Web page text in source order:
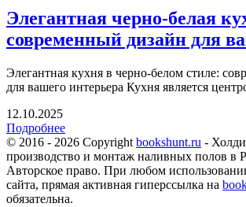
Элегантная черно-белая
современный дизайн для
Элегантная кухня в черно-белом стиле:
для вашего интерьера Кухня является
12.10.2025
Подробнее
© 2016 - 2026 Copyright bookshunt.ru -
производство и монтаж наливных полов в
Авторское право. При любом
сайта, прямая активная гиперссылка на
обязательна.